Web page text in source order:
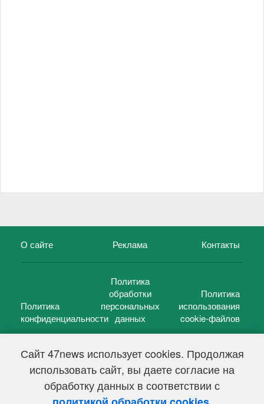
Сайт 47news использует cookies. Продолжая
использовать сайт, вы даете согласие на
обработку данных в соответствии с
О сайте Реклама Контакты
Политика
конфиденциальности
Политика
обработки
персональных
данных
Политика
использования
cookie-файлов
47 новостей (47 news)2005 — 2026 г.
Свидетельство о регистрации СМИ Эл № ФС 77-39848, выдано
Федеральной службой по надзору в сфере связи,